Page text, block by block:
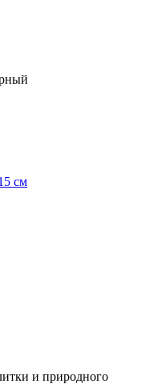
см
и природного